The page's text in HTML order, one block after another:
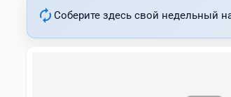
autorenew Соберите здесь свой недельный